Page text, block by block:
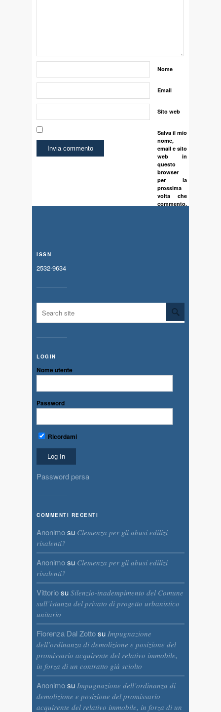
Nome
Email
Sito web
Salva il mio
nome,
email e sito
web in
questo
browser
per la
prossima
volta che
commento.
ISSN
2532-9634
LOGIN
Nome utente
Password
Ricordami
Password persa
COMMENTI RECENTI
Anonimosu Clemenza per gli abusi edilizi
risalenti?
Anonimosu Clemenza per gli abusi edilizi
risalenti?
Vittoriosu Silenzio-inadempimento del Comune
sull’istanza del privato di progetto urbanistico
unitario
Fiorenza Dal Zottosu Impugnazione
dell’ordinanza di demolizione e posizione del
promissario acquirente del relativo immobile,
in forza di un contratto già sciolto
Anonimosu Impugnazione dell’ordinanza di
demolizione e posizione del promissario
acquirente del relativo immobile, in forza di un